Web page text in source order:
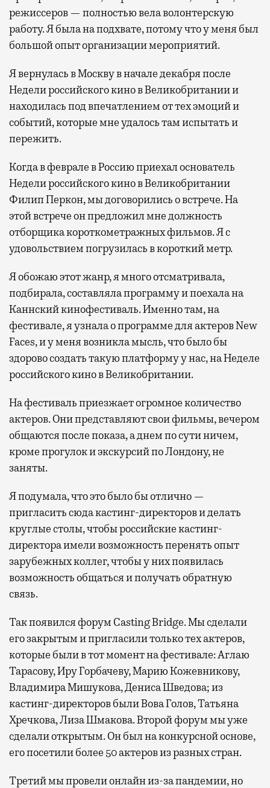
режиссеров — полностью вела волонтерскую
работу. Я была на подхвате, потому что у меня был
большой опыт организации мероприятий.
Я вернулась в Москву в начале декабря после
Недели российского кино в Великобритании и
находилась под впечатлением от тех эмоций и
событий, которые мне удалось там испытать и
пережить.
Когда в феврале в Россию приехал основатель
Недели российского кино в Великобритании
Филип Перкон, мы договорились о встрече. На
этой встрече он предложил мне должность
отборщика короткометражных фильмов. Я с
удовольствием погрузилась в короткий метр.
Я обожаю этот жанр, я много отсматривала,
подбирала, составляла программу и поехала на
Каннский кинофестиваль. Именно там, на
фестивале, я узнала о программе для актеров New
Faces, и у меня возникла мысль, что было бы
здорово создать такую платформу у нас, на Неделе
российского кино в Великобритании.
На фестиваль приезжает огромное количество
актеров. Они представляют свои фильмы, вечером
общаются после показа, а днем по сути ничем,
кроме прогулок и экскурсий по Лондону, не
заняты.
Я подумала, что это было бы отлично —
пригласить сюда кастинг-директоров и делать
круглые столы, чтобы российские кастинг-
директора имели возможность перенять опыт
зарубежных коллег, чтобы у них появилась
возможность общаться и получать обратную
связь.
Так появился форум Casting Bridge. Мы сделали
его закрытым и пригласили только тех актеров,
которые были в тот момент на фестивале: Аглаю
Тарасову, Иру Горбачеву, Марию Кожевникову,
Владимира Мишукова, Дениса Шведова; из
кастинг-директоров были Вова Голов, Татьяна
Хречкова, Лиза Шмакова. Второй форум мы уже
сделали открытым. Он был на конкурсной основе,
его посетили более 50 актеров из разных стран.
Третий мы провели онлайн из-за пандемии, но